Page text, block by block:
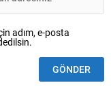
adım, e-posta